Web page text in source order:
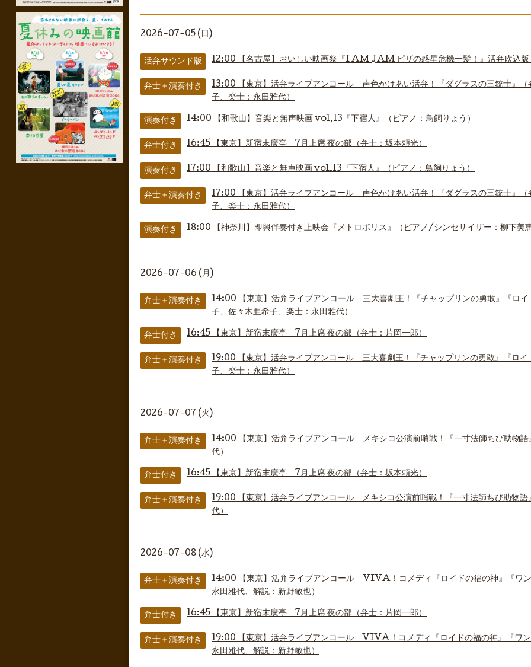
2026-07-05 (日)
活弁サウンド版 12:00 【名古屋】おいしい映画祭『I AM JAM ピザの惑星危機一髪！』活弁吹込版
弁士＋演奏付き 13:00
【東京】活弁ライブアンコール 声色かけあい活弁！『ダグラスの三銃士』
子、楽士：永田雅代）
演奏付き 14:00 【和歌山】音楽と無声映画 vol.13『下宿人』（ピアノ：鳥飼りょう）
弁士付き 16:45 【東京】新宿末廣亭 7月上席 夜の部（弁士：坂本頼光）
演奏付き 17:00 【和歌山】音楽と無声映画 vol.13『下宿人』（ピアノ：鳥飼りょう）
弁士＋演奏付き 17:00
【東京】活弁ライブアンコール 声色かけあい活弁！『ダグラスの三銃士』
子、楽士：永田雅代）
演奏付き 18:00 【神奈川】即興伴奏付き上映会『メトロポリス』（ピアノ/シンセサイザー：柳下美
2026-07-06 (月)
弁士＋演奏付き 14:00
【東京】活弁ライブアンコール 三大喜劇王！『チャップリンの勇敢』『ロ
子、佐々木亜希子、楽士：永田雅代）
弁士付き 16:45 【東京】新宿末廣亭 7月上席 夜の部（弁士：片岡一郎）
弁士＋演奏付き 19:00
【東京】活弁ライブアンコール 三大喜劇王！『チャップリンの勇敢』『ロ
子、楽士：永田雅代）
2026-07-07 (火)
弁士＋演奏付き 14:00
【東京】活弁ライブアンコール メキシコ公演前哨戦！『一寸法師ちび助物
代）
弁士付き 16:45 【東京】新宿末廣亭 7月上席 夜の部（弁士：坂本頼光）
弁士＋演奏付き 19:00
【東京】活弁ライブアンコール メキシコ公演前哨戦！『一寸法師ちび助物
代）
2026-07-08 (水)
弁士＋演奏付き 14:00
【東京】活弁ライブアンコール VIVA！コメディ『ロイドの福の神』『ワ
永田雅代、解説：新野敏也）
弁士付き 16:45 【東京】新宿末廣亭 7月上席 夜の部（弁士：片岡一郎）
弁士＋演奏付き 19:00
【東京】活弁ライブアンコール VIVA！コメディ『ロイドの福の神』『ワ
永田雅代、解説：新野敏也）